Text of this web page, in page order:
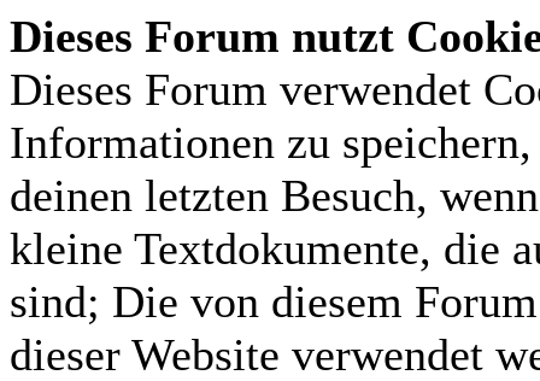
Dieses Forum nutzt
Dieses Forum verwendet
Informationen zu
deinen letzten Besuch,
kleine Textdokumente, die
sind; Die von diesem
dieser Website verwendet